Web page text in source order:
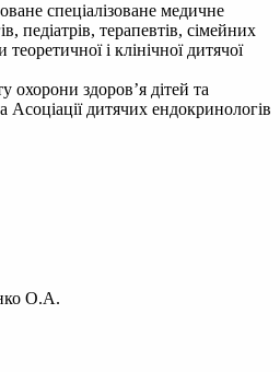
спеціалізоване медичне
педіатрів, терапевтів, сімейних
і клінічної дитячої
охорони здоров’я дітей та
дитячих ендокринологів
О.А.